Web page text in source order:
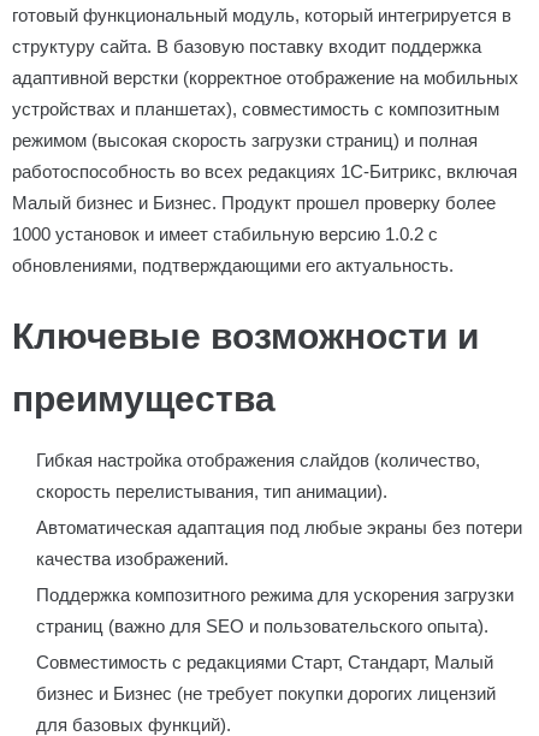
готовый функциональный модуль, который интегрируется в
структуру сайта. В базовую поставку входит поддержка
адаптивной верстки (корректное отображение на мобильных
устройствах и планшетах), совместимость с композитным
режимом (высокая скорость загрузки страниц) и полная
работоспособность во всех редакциях 1С-Битрикс, включая
Малый бизнес и Бизнес. Продукт прошел проверку более
1000 установок и имеет стабильную версию 1.0.2 с
обновлениями, подтверждающими его актуальность.
Ключевые возможности и
преимущества
Гибкая настройка отображения слайдов (количество,
скорость перелистывания, тип анимации).
Автоматическая адаптация под любые экраны без потери
качества изображений.
Поддержка композитного режима для ускорения загрузки
страниц (важно для SEO и пользовательского опыта).
Совместимость с редакциями Старт, Стандарт, Малый
бизнес и Бизнес (не требует покупки дорогих лицензий
для базовых функций).